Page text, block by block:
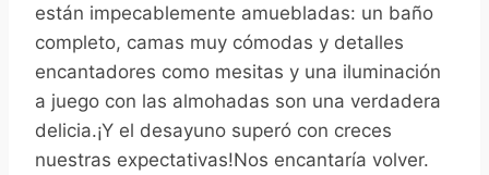
están impecablemente amuebladas: un baño
completo, camas muy cómodas y detalles
encantadores como mesitas y una iluminación
a juego con las almohadas son una verdadera
delicia.¡Y el desayuno superó con creces
nuestras expectativas!Nos encantaría volver.